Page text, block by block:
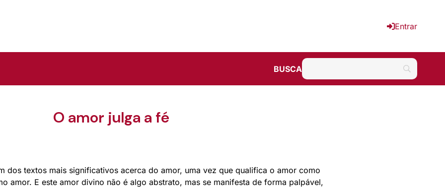
Entrar
BUSCA
O amor julga a fé
dos textos mais significativos acerca do amor, uma vez que qualifica o amor como
amor. E este amor divino não é algo abstrato, mas se manifesta de forma palpável,